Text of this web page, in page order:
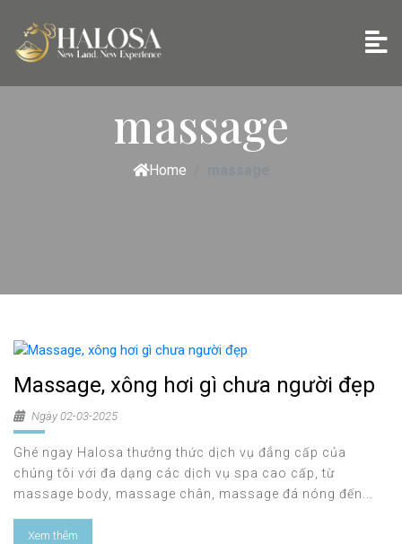
massage
Home
Massage, xông hơi gì chưa người đẹp
Ngày 02-03-2025
Ghé ngay Halosa thưởng thức dịch vụ đẳng cấp của
chúng tôi với đa dạng các dịch vụ spa cao cấp, từ
massage body, massage chân, massage đá nóng đến...
Xem thêm